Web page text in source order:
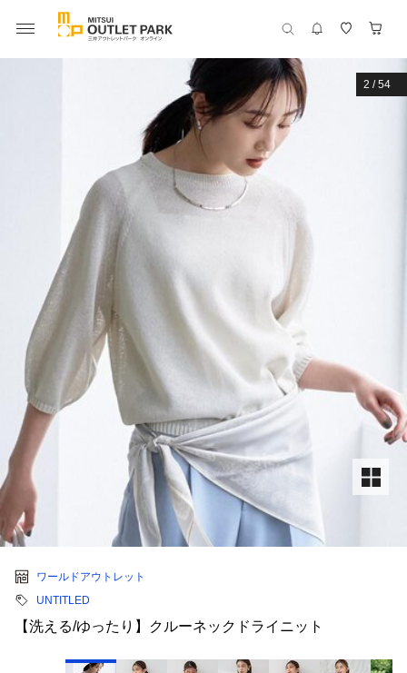
2 /54
ワールドアウトレット
UNTITLED
【洗える/ゆったり】クルーネックドライニット